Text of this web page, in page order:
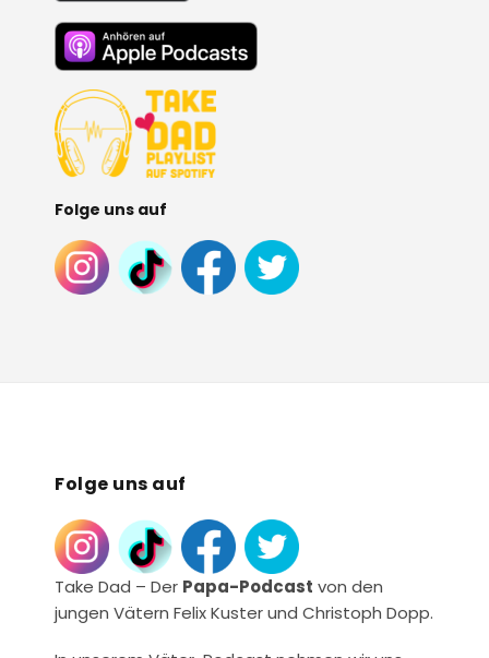
Folge uns auf
Folge uns auf
Take Dad – Der Papa-Podcast von den
jungen Vätern Felix Kuster und Christoph Dopp.